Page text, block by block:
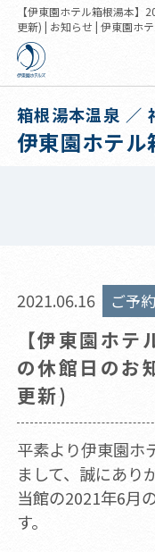
【伊東園ホテル箱根湯本
更新) | お知らせ | 伊東園ホ
箱根湯本温泉 ／
伊東園ホテル
2021.06.16 ご予
【伊東園ホ
の休館日のお
更新)
平素より伊東園ホ
まして、誠にあり
当館の2021年6月
す。